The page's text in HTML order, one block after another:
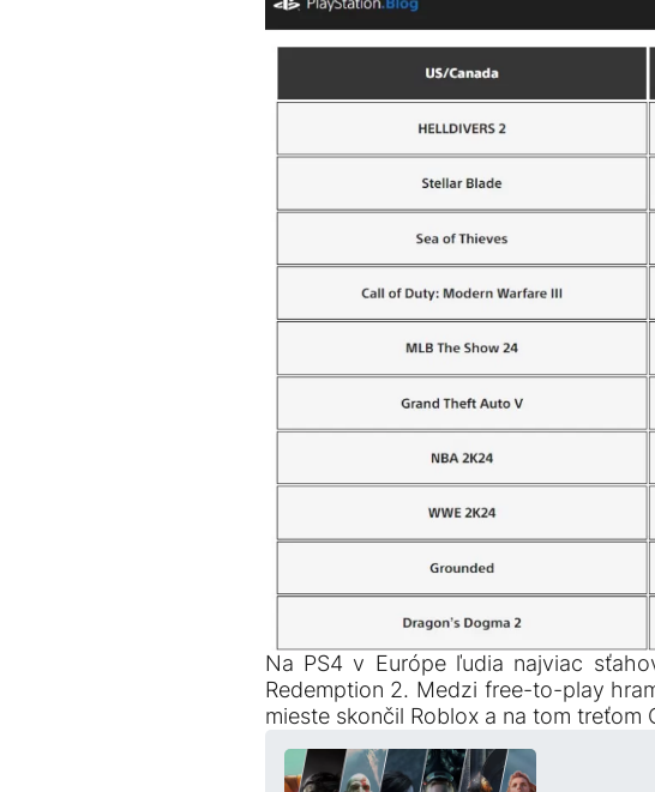
Na PS4 v Európe ľudia najviac
Redemption 2. Medzi free-to-play
mieste skončil Roblox a na tom treťom